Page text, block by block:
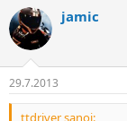
jamic
29.7.2013
ttdriver sanoi: